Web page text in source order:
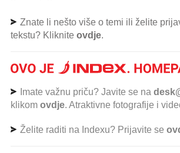
Znate li nešto više o temi ili želite
tekstu? Kliknite ovdje.
Imate važnu priču? Javite se na
klikom ovdje. Atraktivne fotografije i
Želite raditi na Indexu? Prijavite se